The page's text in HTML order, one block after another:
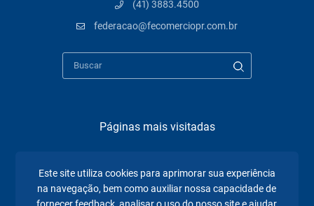
(41) 3883.4500
federacao@fecomerciopr.com.br
Páginas mais visitadas
Sindicatos
Este site utiliza cookies para aprimorar sua experiência
na navegação, bem como auxiliar nossa capacidade de
fornecer feedback, analisar o uso do nosso site e ajudar